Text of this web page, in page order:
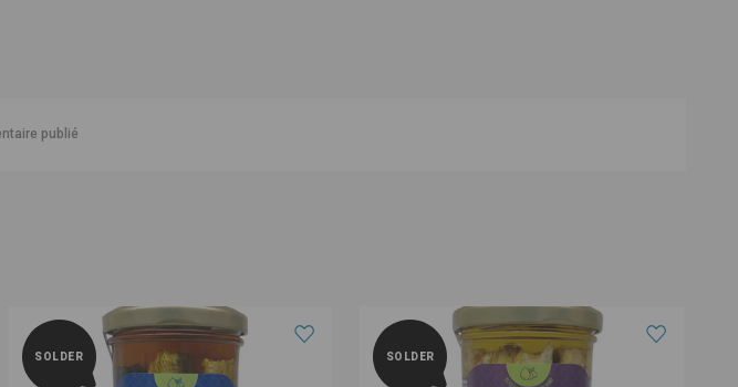
publié
SOLDER SOLDER